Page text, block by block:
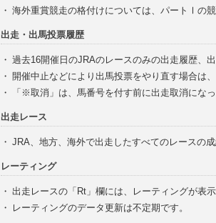
・ 海外重賞競走の格付けについては、パートⅠの
出走・出馬投票履歴
・ 過去16開催日のJRAのレースのみの出走履歴、
・ 開催中止などにより出馬投票をやり直す場合は
・
「※取消」は、馬番号を付す前に出走取消にな
出走レース
・ JRA、地方、海外で出走したすべてのレースの
レーティング
・ 出走レースの「Rt」欄には、レーティングが表
・
レーティングのデータ更新は不定期です。